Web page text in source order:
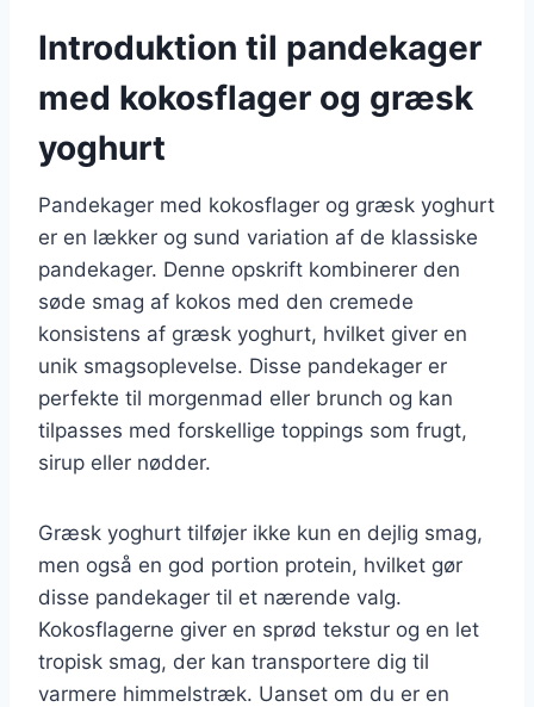
Introduktion til pandekager
med kokosflager og græsk
yoghurt
Pandekager med kokosflager og græsk yoghurt
er en lækker og sund variation af de klassiske
pandekager. Denne opskrift kombinerer den
søde smag af kokos med den cremede
konsistens af græsk yoghurt, hvilket giver en
unik smagsoplevelse. Disse pandekager er
perfekte til morgenmad eller brunch og kan
tilpasses med forskellige toppings som frugt,
sirup eller nødder.
Græsk yoghurt tilføjer ikke kun en dejlig smag,
men også en god portion protein, hvilket gør
disse pandekager til et nærende valg.
Kokosflagerne giver en sprød tekstur og en let
tropisk smag, der kan transportere dig til
varmere himmelstræk. Uanset om du er en